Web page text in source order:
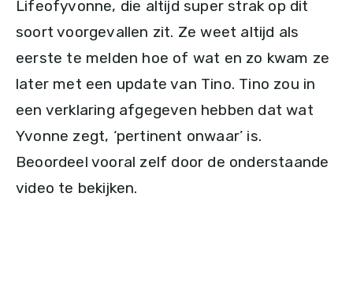
Lifeofyvonne, die altijd super strak op dit
soort voorgevallen zit. Ze weet altijd als
eerste te melden hoe of wat en zo kwam ze
later met een update van Tino. Tino zou in
een verklaring afgegeven hebben dat wat
Yvonne zegt, ‘pertinent onwaar’ is.
Beoordeel vooral zelf door de onderstaande
video te bekijken.